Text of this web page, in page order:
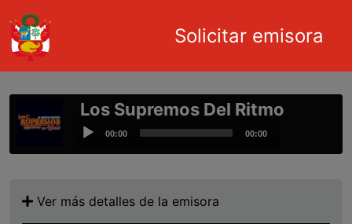
Pasar al contenido principal
Main navigation
Solicitar emisora
Los Supremos Del Ritmo
Audio00:00 00:00
Ver más detalles de la emisora